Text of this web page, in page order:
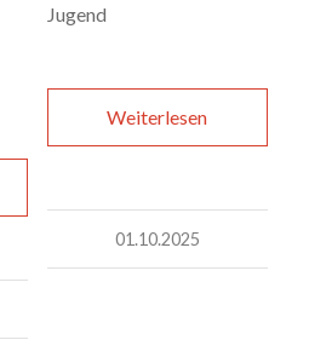
Jugend
Weiterlesen
01.10.2025